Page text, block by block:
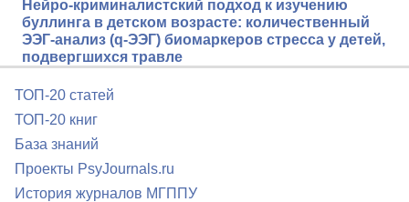
Нейро-криминалистский подход к изучению
буллинга в детском возрасте: количественный
ЭЭГ-анализ (q-ЭЭГ) биомаркеров стресса у детей,
подвергшихся травле
ТОП-20 статей
ТОП-20 книг
База знаний
Проекты PsyJournals.ru
История журналов МГППУ